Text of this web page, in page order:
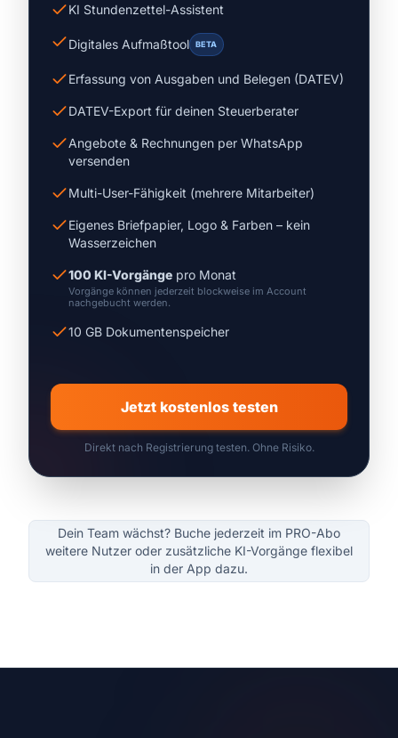
KI Stundenzettel-Assistent
Digitales Aufmaßtool BETA
Erfassung von Ausgaben und Belegen (DATEV)
DATEV-Export für deinen Steuerberater
Angebote & Rechnungen per WhatsApp
versenden
Multi-User-Fähigkeit (mehrere Mitarbeiter)
Eigenes Briefpapier, Logo & Farben – kein
Wasserzeichen
100 KI-Vorgänge pro Monat
Vorgänge können jederzeit blockweise im Account
nachgebucht werden.
10 GB Dokumentenspeicher
Jetzt kostenlos testen
Direkt nach Registrierung testen. Ohne Risiko.
Dein Team wächst? Buche jederzeit im PRO-Abo
weitere Nutzer oder zusätzliche KI-Vorgänge flexibel
in der App dazu.